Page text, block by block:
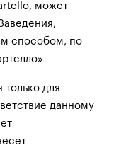
может
способом, по
только для
данному